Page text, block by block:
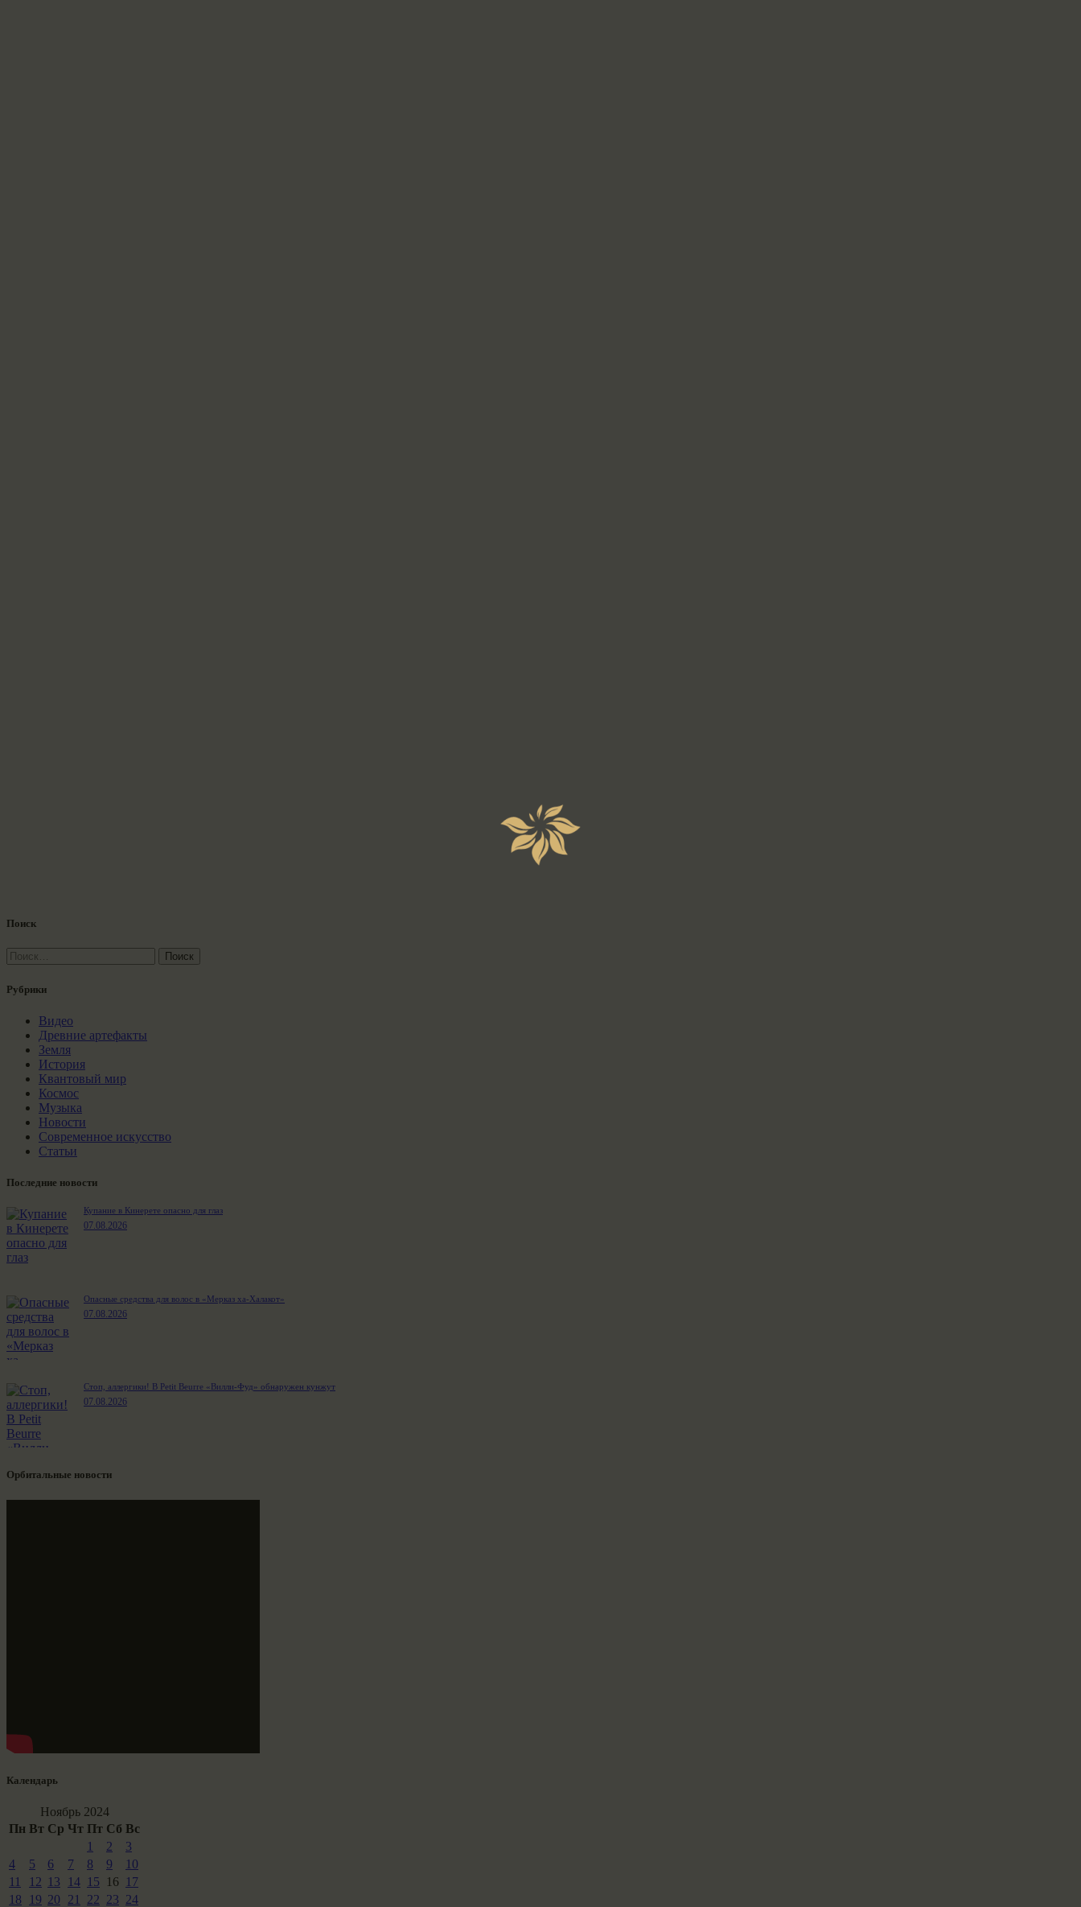
Поиск
Найти:
Рубрики
Видео
Древние артефакты
Земля
История
Квантовый мир
Космос
Музыка
Новости
Современное искусство
Статьи
Последние новости
Купание в Кинерете опасно для глаз
07.08.2026
Опасные средства для волос в «Мерказ ха-Халакот»
07.08.2026
Стоп, аллергики! В Petit Beurre «Вилли-Фуд» обнаружен кунжут
07.08.2026
Орбитальные новости
Календарь
Ноябрь 2024
Пн Вт Ср Чт Пт Сб Вс
1
2
3
4
5 6 7 8 9
10
11
12 13 14 15 16 17
18
19 20 21 22 23 24